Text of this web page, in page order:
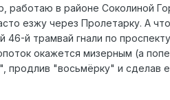
работаю в районе Соколиной
езжу через Пролетарку. А
46-й трамвай гнали по
окажется мизерным (а
продлив "восьмёрку" и сделав